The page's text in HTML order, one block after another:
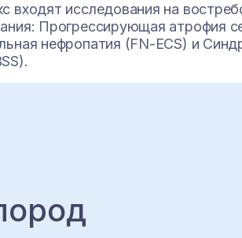
входят исследования на
Прогрессирующая атрофия
нефропатия (FN-ECS) и